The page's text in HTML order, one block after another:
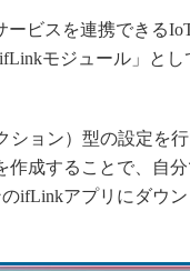
造業ビッグデータ
イドインジャパン
外生産
ローバル設計・開発
型コロナへの対応
ビスを連携できる
モジュール」とし
ョン）型の設定を行
成することで、自分
ifLinkアプリにダウ